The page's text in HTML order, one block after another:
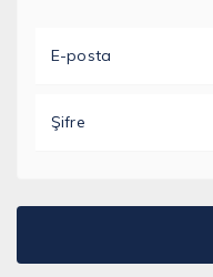
E-posta
Şifre